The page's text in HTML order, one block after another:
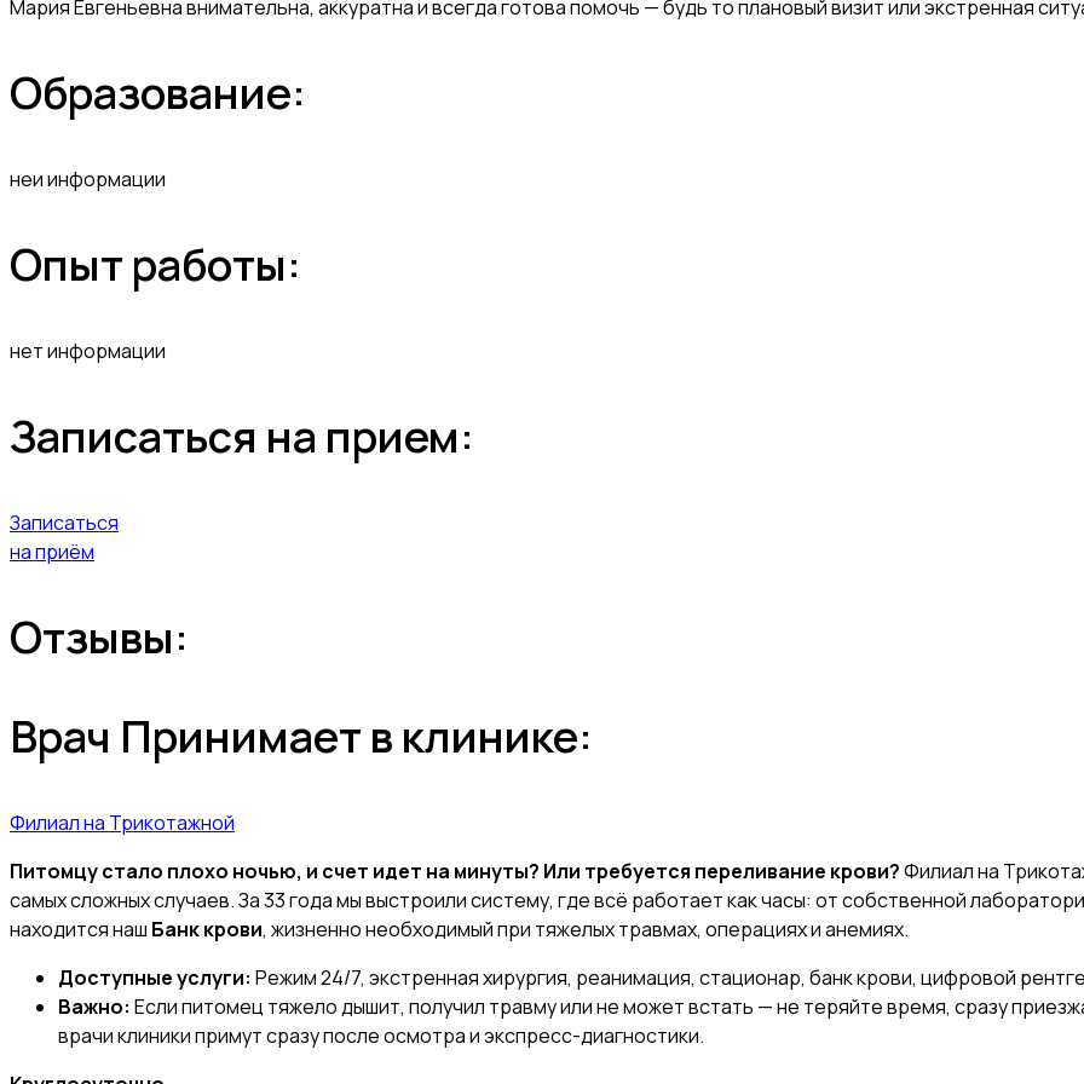
Мария Евгеньевна внимательна, аккуратна и всегда готова помочь — будь то плановый визит или экстренная
Образование:
неи информации
Опыт работы:
нет информации
Записаться на прием:
Записаться
на приём
Отзывы:
Врач Принимает в клинике:
Филиал на Трикотажной
Питомцу стало плохо ночью, и счет идет на минуты? Или требуется переливание крови?Филиал на
самых сложных случаев. За 33 года мы выстроили систему, где всё работает как часы: от собственной
находится наш Банк крови, жизненно необходимый при тяжелых травмах, операциях и анемиях.
Доступные услуги: Режим 24/7, экстренная хирургия, реанимация, стационар, банк крови, цифровой
Важно: Если питомец тяжело дышит, получил травму или не может встать — не теряйте время, сразу
врачи клиники примут сразу после осмотра и экспресс-диагностики.